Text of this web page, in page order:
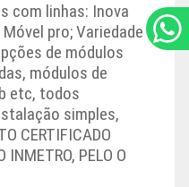
com linhas: Inova
pro; Variedade
de módulos
módulos de
etc, todos
simples,
CERTIFICADO
INMETRO, PELO O